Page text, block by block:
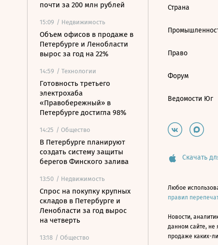
почти за 200 млн рублей
15:09 / Недвижимость
Объем офисов в продаже в
Петербурге и Ленобласти
вырос за год на 22%
14:59 / Технологии
Готовность третьего
электрохаба
«Правобережный» в
Петербурге достигла 98%
14:25 / Общество
В Петербурге планируют
создать систему защиты
берегов Финского залива
13:50 / Недвижимость
Спрос на покупку крупных
складов в Петербурге и
Ленобласти за год вырос
на четверть
13:18 / Общество
Страна
Право
Форум
Ведомости Юг
Скачать
Любое
правил
Новости,
данном сайте, не
продаже каких-